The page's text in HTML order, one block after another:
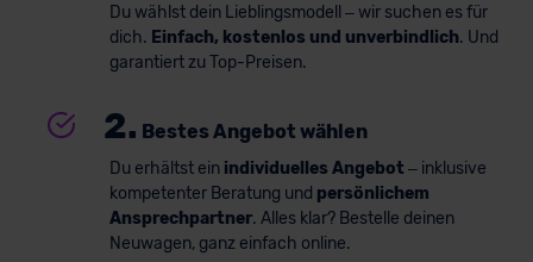
Du wählst dein Lieblingsmodell – wir suchen es für
dich. Einfach, kostenlos und unverbindlich. Und
garantiert zu Top-Preisen.
2. Bestes Angebot wählen
Du erhältst ein individuelles Angebot – inklusive
kompetenter Beratung und persönlichem
Ansprechpartner. Alles klar? Bestelle deinen
Neuwagen, ganz einfach online.